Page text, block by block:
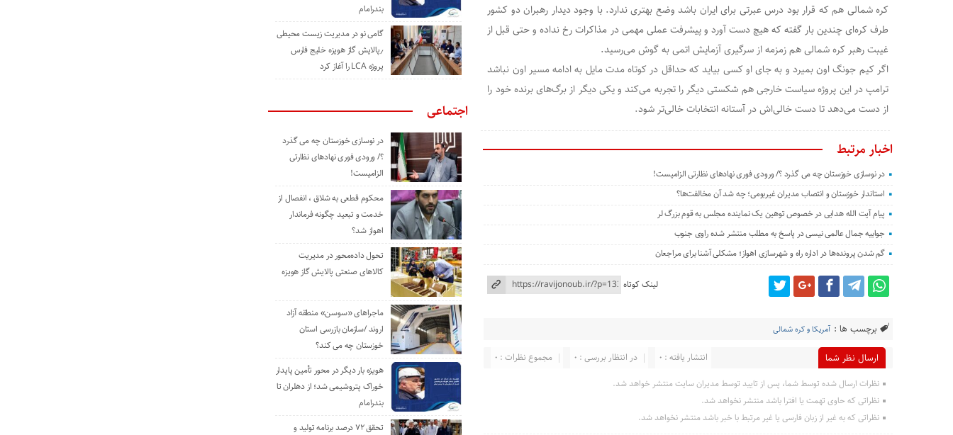
کره شمالی هم که قرار بود درس عبرتی برای ایران باشد وضع بهتری ندارد. با وجود دیدار رهبران دو کشور
طرف کره‌ای چندین بار گفته که هیچ دست آورد و پیشرفت عملی مهمی در مذاکرات رخ نداده و حتی قبل از
غیبت رهبر کره شمالی هم زمزمه از سرگیری آزمایش اتمی به گوش می‌رسید.
اگر کیم جونگ اون بمیرد و به جای او کسی بیاید که حداقل در کوتاه مدت مایل به ادامه مسیر اون نباشد
ترامپ در این پروژه سیاست خارجی هم شکستی دیگر را تجربه می‌کند و یکی دیگر از برگ‌های برنده خود را
از دست می‌دهد تا دست خالی‌اش در آستانه انتخابات خالی‌تر شود.
اخبار مرتبط
در نوسازی خوزستان چه می گذرد ؟/ ورودی فوری نهادهای نظارتی الزامیست!
استاندار خوزستان و انتصاب مدیران غیربومی؛ چه شد آن مخالفت‌ها؟
پیام آیت الله هدایی در خصوص توهین یک نماینده مجلس به قوم بزرگ لر
جوابیه جمال عالمی نیسی در پاسخ به مطلب منتشر شده راوی جنوب
گم شدن پرونده‌ها در اداره راه و شهرسازی اهواز؛ مشکلی آشنا برای مراجعان
لینک کوتاه
برچسب ها : آمریکا و کره شمالی
ارسال نظر شما مجموع نظرات : 0 در انتظار بررسی : 0 انتشار یافته : 0
نظرات ارسال شده توسط شما، پس از تایید توسط مدیران سایت منتشر خواهد شد.
نظراتی که حاوی تهمت یا افترا باشد منتشر نخواهد شد.
نظراتی که به غیر از زبان فارسی یا غیر مرتبط با خبر باشد منتشر نخواهد شد.
بندرامام
گامی نو در مدیریت زیست ‌محیطی
٫پالایش گاز هویزه خلیج ‌فارس
پروژه LCA را آغاز کرد
اجتماعی
در نوسازی خوزستان چه می گذرد
؟/ ورودی فوری نهادهای نظارتی
الزامیست!
محکوم قطعی به شلاق ، انفصال از
خدمت و تبعید چگونه فرماندار
اهواز شد؟
تحول داده‌محور در مدیریت
کالاهای صنعتی پالایش گاز هویزه
ماجراهای «سوسن» منطقه آزاد
اروند /سازمان بازرسی استان
خوزستان چه می کند؟
هویزه بار دیگر در محور تأمین پایدار
خوراک پتروشیمی شد؛ از دهلران تا
بندرامام
تحقق ۷۲ درصد برنامه تولید و